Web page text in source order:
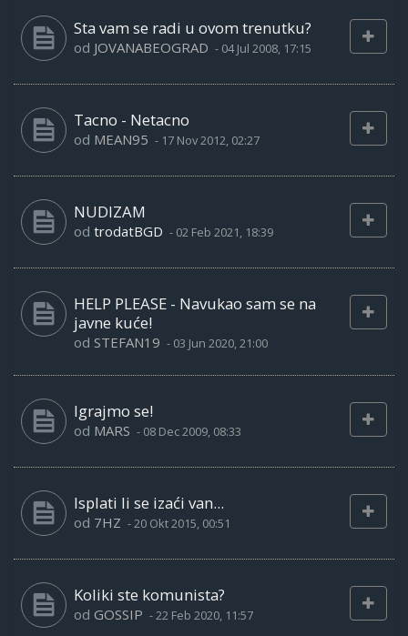
Sta vam se radi u ovom trenutku?
od JOVANABEOGRAD - 04 Jul 2008, 17:15
Tacno - Netacno
od MEAN95 - 17 Nov 2012, 02:27
NUDIZAM
od trodatBGD - 02 Feb 2021, 18:39
HELP PLEASE - Navukao sam se na
javne kuće!
od STEFAN19 - 03 Jun 2020, 21:00
Igrajmo se!
od MARS - 08 Dec 2009, 08:33
Isplati li se izaći van...
od 7HZ -20 Okt 2015, 00:51
Koliki ste komunista?
od GOSSIP -22 Feb 2020, 11:57